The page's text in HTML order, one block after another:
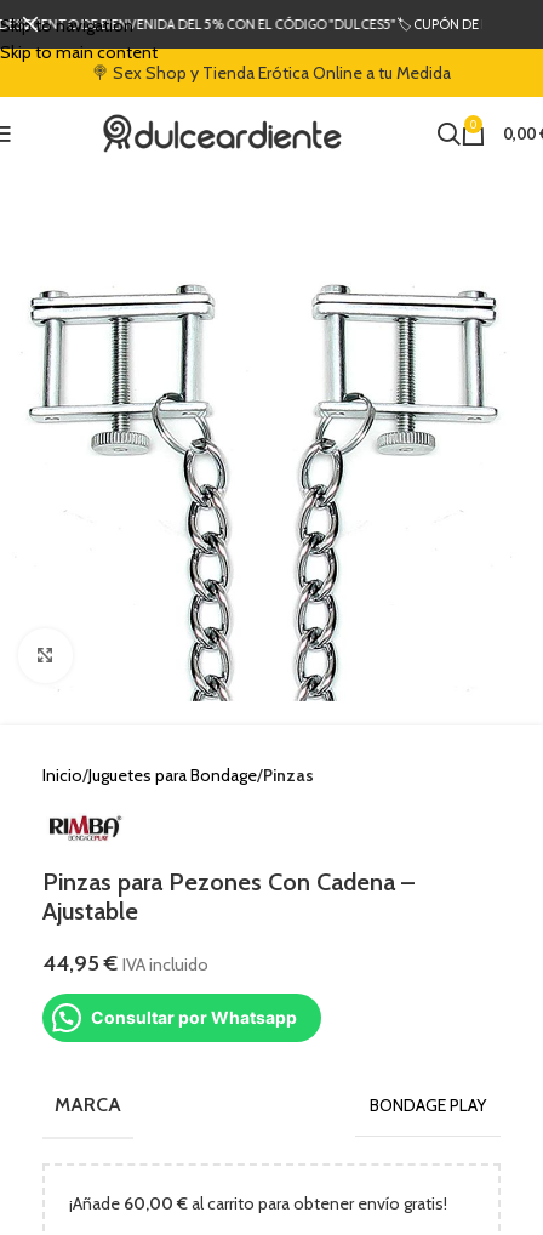
Skip to navigation
Skip to main content
🍭 Sex Shop y Tienda Erótica Online a tu Medida
0 0,00
Inicio Juguetes para Bondage Pinzas
Pinzas para Pezones Con Cadena –
Ajustable
44,95€ IVA incluido
Consultar por Whatsapp
MARCA BONDAGE PLAY
¡Añade 60,00 €al carrito para obtener envío gratis!
DE BIENVENIDA DEL 5% CON EL CÓDIGO "DULCES5"🏷️ CUPÓN DE